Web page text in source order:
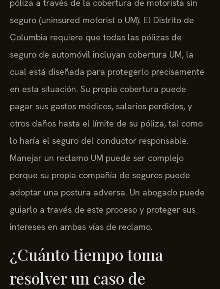
póliza a través de la cobertura de motorista sin
seguro (uninsured motorist o UM). El Distrito de
Columbia requiere que todas las pólizas de
seguro de automóvil incluyan cobertura UM, la
cual está diseñada para protegerlo precisamente
en esta situación. Su propia cobertura puede
pagar sus gastos médicos, salarios perdidos, y
otros daños hasta el límite de su póliza, tal como
lo haría el seguro del conductor responsable.
Manejar un reclamo UM puede ser complejo
porque su propia compañía de seguros puede
adoptar una postura adversa. Un abogado puede
guiarlo a través de este proceso y proteger sus
intereses en ambas vías de reclamo.
¿Cuánto tiempo toma
resolver un caso de